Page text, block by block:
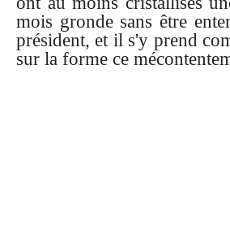
mois gronde sans être
président, et il s'y prend
sur la forme ce